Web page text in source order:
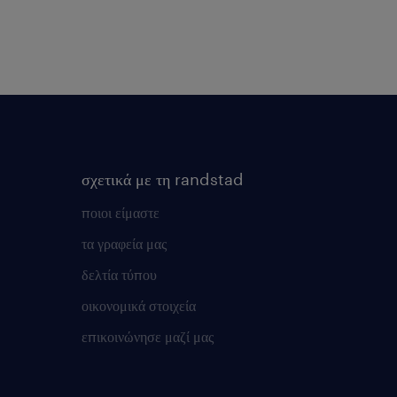
σχετικά με τη randstad
ποιοι είμαστε
τα γραφεία μας
δελτία τύπου
οικονομικά στοιχεία
επικοινώνησε μαζί μας